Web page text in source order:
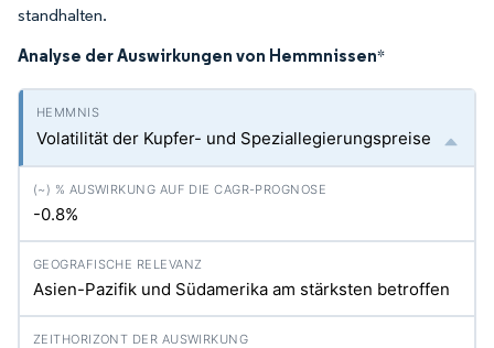
standhalten.
Analyse der Auswirkungen von Hemmnissen*
Volatilität der Kupfer- und Speziallegierungspreise
-0.8%
Asien-Pazifik und Südamerika am stärksten betroffen